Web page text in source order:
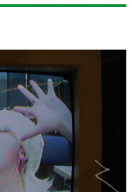
Schauspielhaus